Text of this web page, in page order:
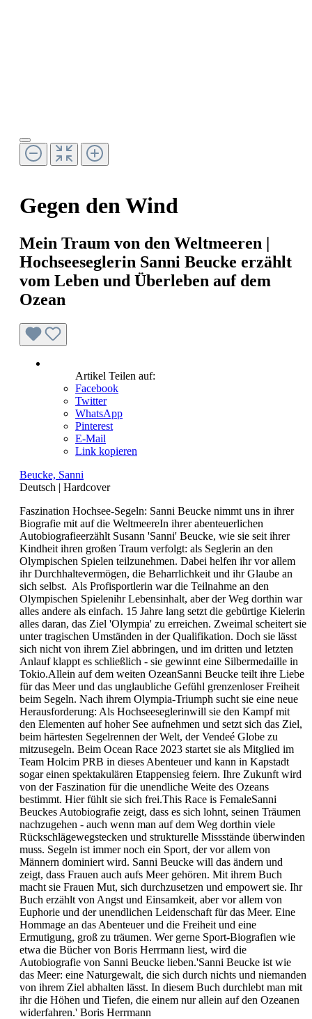
Gegen den Wind
Mein Traum von den Weltmeeren |
Hochseeseglerin Sanni Beucke erzählt
vom Leben und Überleben auf dem
Ozean
Artikel Teilen auf:
Facebook
Twitter
WhatsApp
Pinterest
E-Mail
Link kopieren
Beucke, Sanni
Deutsch | Hardcover
Faszination Hochsee-Segeln: Sanni Beucke nimmt uns in ihrer
Biografie mit auf die WeltmeereIn ihrer abenteuerlichen
Autobiografieerzählt Susann 'Sanni' Beucke, wie sie seit ihrer
Kindheit ihren großen Traum verfolgt: als Seglerin an den
Olympischen Spielen teilzunehmen. Dabei helfen ihr vor allem
ihr Durchhaltevermögen, die Beharrlichkeit und ihr Glaube an
sich selbst. Als Profisportlerin war die Teilnahme an den
Olympischen Spielenihr Lebensinhalt, aber der Weg dorthin war
alles andere als einfach. 15 Jahre lang setzt die gebürtige Kielerin
alles daran, das Ziel 'Olympia' zu erreichen. Zweimal scheitert sie
unter tragischen Umständen in der Qualifikation. Doch sie lässt
sich nicht von ihrem Ziel abbringen, und im dritten und letzten
Anlauf klappt es schließlich - sie gewinnt eine Silbermedaille in
Tokio.Allein auf dem weiten OzeanSanni Beucke teilt ihre Liebe
für das Meer und das unglaubliche Gefühl grenzenloser Freiheit
beim Segeln. Nach ihrem Olympia-Triumph sucht sie eine neue
Herausforderung: Als Hochseeseglerinwill sie den Kampf mit
den Elementen auf hoher See aufnehmen und setzt sich das Ziel,
beim härtesten Segelrennen der Welt, der Vendeé Globe zu
mitzusegeln. Beim Ocean Race 2023 startet sie als Mitglied im
Team Holcim PRB in dieses Abenteuer und kann in Kapstadt
sogar einen spektakulären Etappensieg feiern. Ihre Zukunft wird
von der Faszination für die unendliche Weite des Ozeans
bestimmt. Hier fühlt sie sich frei.This Race is FemaleSanni
Beuckes Autobiografie zeigt, dass es sich lohnt, seinen Träumen
nachzugehen - auch wenn man auf dem Weg dorthin viele
Rückschlägewegstecken und strukturelle Missstände überwinden
muss. Segeln ist immer noch ein Sport, der vor allem von
Männern dominiert wird. Sanni Beucke will das ändern und
zeigt, dass Frauen auch aufs Meer gehören. Mit ihrem Buch
macht sie Frauen Mut, sich durchzusetzen und empowert sie. Ihr
Buch erzählt von Angst und Einsamkeit, aber vor allem von
Euphorie und der unendlichen Leidenschaft für das Meer. Eine
Hommage an das Abenteuer und die Freiheit und eine
Ermutigung, groß zu träumen. Wer gerne Sport-Biografien wie
etwa die Bücher von Boris Herrmann liest, wird die
Autobiografie von Sanni Beucke lieben.'Sanni Beucke ist wie
das Meer: eine Naturgewalt, die sich durch nichts und niemanden
von ihrem Ziel abhalten lässt. In diesem Buch durchlebt man mit
ihr die Höhen und Tiefen, die einem nur allein auf den Ozeanen
widerfahren.' Boris Herrmann